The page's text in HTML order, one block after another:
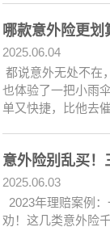
哪款意外险更划
2025.06.04
都说意外无处不在
也体验了一把小雨
单又快捷，比他去
意外险别乱买！
2025.06.03
2023年理赔案例
劝！这几类意外险